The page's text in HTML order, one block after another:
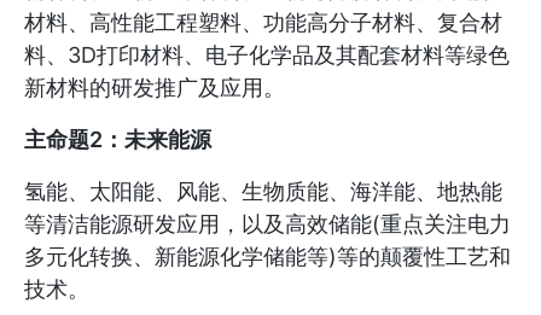
材料、高性能工程塑料、功能高分子材料、复合材
料、3D打印材料、电子化学品及其配套材料等绿色
新材料的研发推广及应用。
主命题2：未来能源
氢能、太阳能、风能、生物质能、海洋能、地热能
等清洁能源研发应用，以及高效储能(重点关注电力
多元化转换、新能源化学储能等)等的颠覆性工艺和
技术。